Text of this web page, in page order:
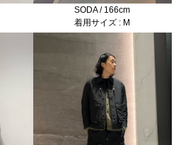
SODA / 166cm
着用サイズ : M